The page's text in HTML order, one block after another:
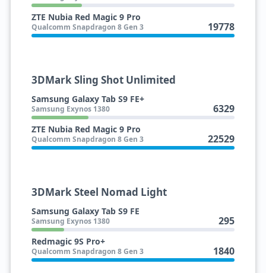
ZTE Nubia Red Magic 9 Pro
Qualcomm Snapdragon 8 Gen 3 19778
3DMark Sling Shot Unlimited
Samsung Galaxy Tab S9 FE+
Samsung Exynos 1380 6329
ZTE Nubia Red Magic 9 Pro
Qualcomm Snapdragon 8 Gen 3 22529
3DMark Steel Nomad Light
Samsung Galaxy Tab S9 FE
Samsung Exynos 1380 295
Redmagic 9S Pro+
Qualcomm Snapdragon 8 Gen 3 1840